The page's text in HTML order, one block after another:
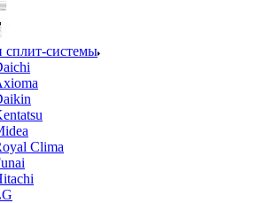
сплит-системы
Clima